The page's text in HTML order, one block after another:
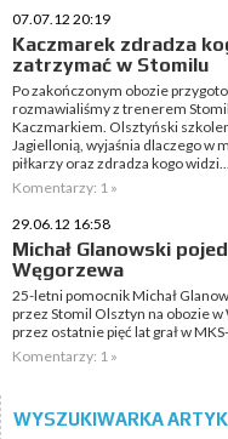
07.07.12 20:19
Kaczmarek zdradza
zatrzymać w Stomilu
Po zakończonym obozie
rozmawialiśmy z trenerem
Kaczmarkiem. Olsztyński
Jagiellonią, wyjaśnia dlaczego w
piłkarzy oraz zdradza kogo widzi...
Komentarzy: 1 »
29.06.12 16:58
Michał Glanowski
Węgorzewa
25-letni pomocnik Michał
przez Stomil Olsztyn na obozie
przez ostatnie pięć lat grał w
Komentarzy: 1 »
WYSZUKIWARKA